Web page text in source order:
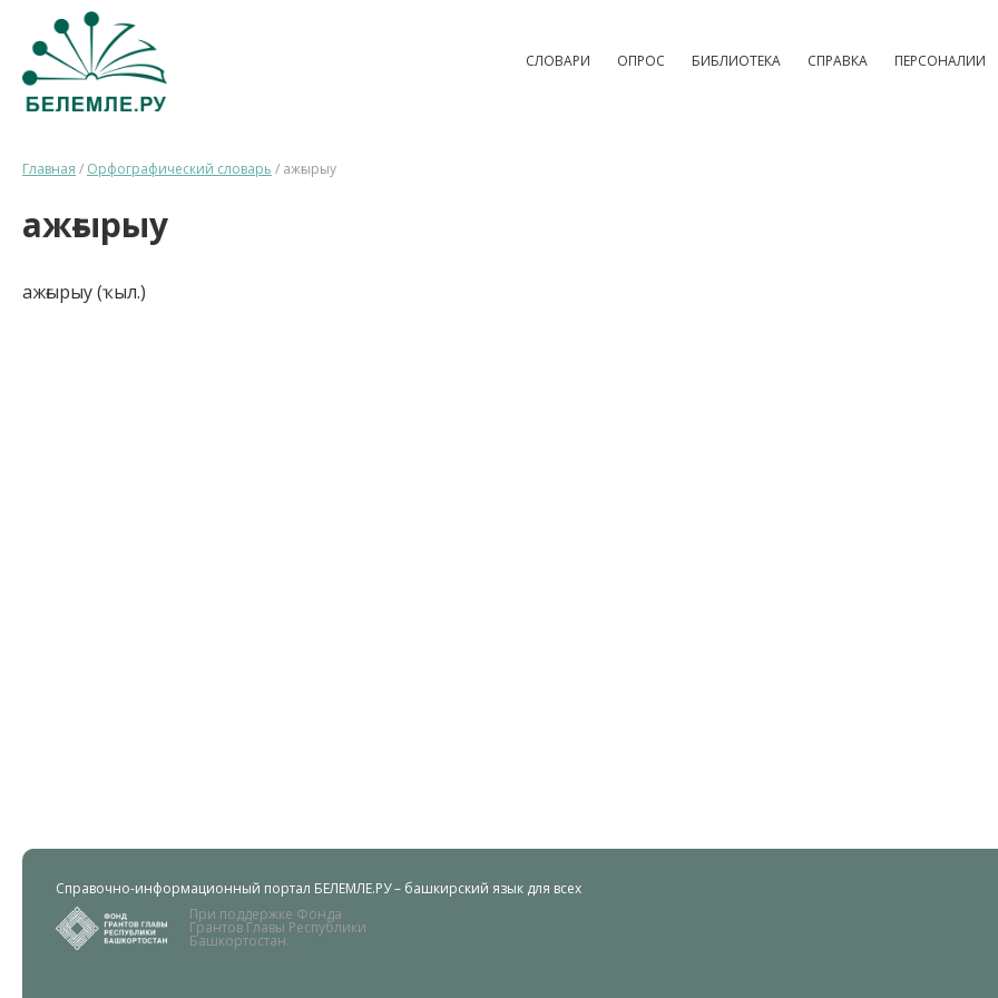
СЛОВАРИ ОПРОС БИБЛИОТЕКА СПРАВКА ПЕРСОНАЛИИ
Главная / Орфографический словарь / ажғырыу
ажғырыу
ажғырыу (ҡыл.)
Справочно-информационный портал БЕЛЕМЛЕ.РУ – башкирский язык для всех
При поддержке Фонда
Грантов Главы Республики
Башкортостан.